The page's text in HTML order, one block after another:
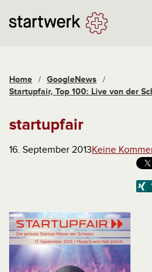
Home / GoogleNews /
Startupfair, Top 100: Live von der
startupfair
16. September 2013Keine